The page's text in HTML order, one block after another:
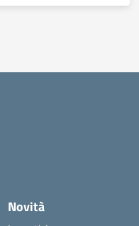
Novità